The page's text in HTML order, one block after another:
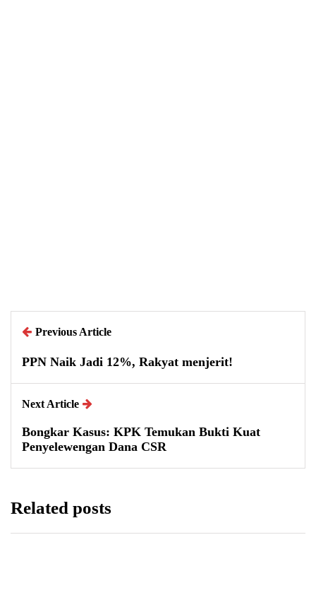
Previous Article
PPN Naik Jadi 12%, Rakyat menjerit!
Next Article
Bongkar Kasus: KPK Temukan Bukti Kuat
Penyelewengan Dana CSR
Related posts